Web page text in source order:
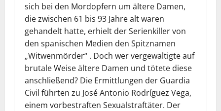
sich bei den Mordopfern um ältere Damen,
die zwischen 61 bis 93 Jahre alt waren
gehandelt hatte, erhielt der Serienkiller von
den spanischen Medien den Spitznamen
„Witwenmörder“ . Doch wer vergewaltigte auf
brutale Weise ältere Damen und tötete diese
anschließend? Die Ermittlungen der Guardia
Civil führten zu José Antonio Rodríguez Vega,
einem vorbestraften Sexualstraftäter. Der